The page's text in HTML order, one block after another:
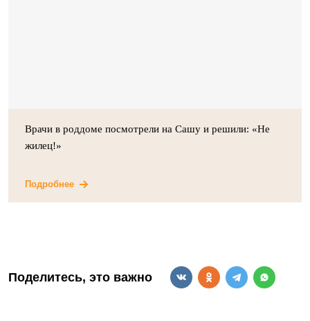
Врачи в роддоме посмотрели на Сашу и решили: «Не
жилец!»
Подробнее
Поделитесь, это важно